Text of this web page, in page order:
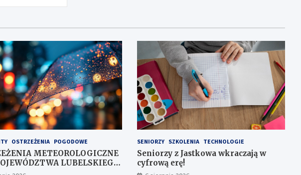
OSTRZEŻENIA POGODOWE
METEOROLOGICZNE
LUBELSKIEGO
SENIORZY SZKOLENIA TECHNOLOGIE
Seniorzy z Jastkowa wkraczają w
cyfrową erę!